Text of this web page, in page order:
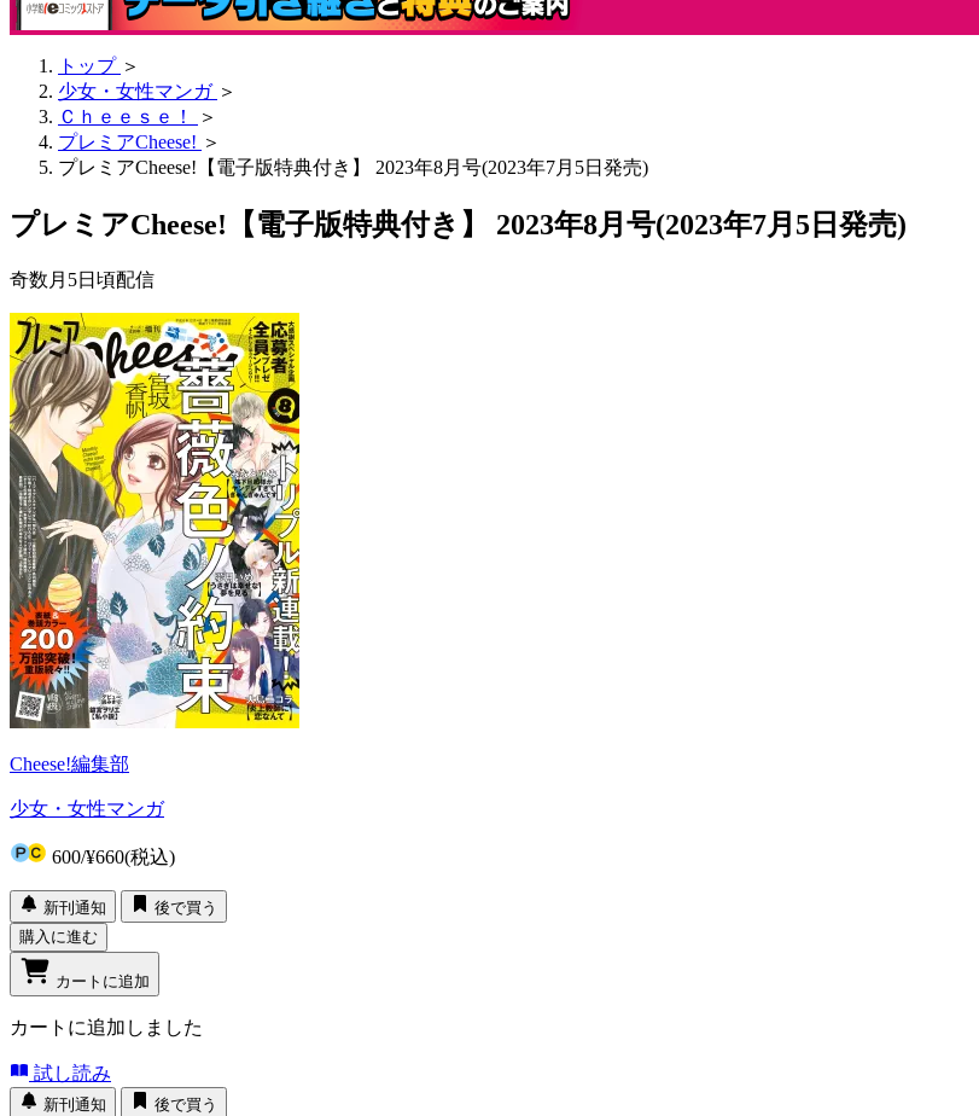
トップ ＞
少女・女性マンガ ＞
Ｃｈｅｅｓｅ！
＞
プレミアCheese! ＞
プレミアCheese!【電子版特典付き】 2023年8月号(2023年7月5日発売)
プレミアCheese!【電子版特典付き】 2023年8月号(2023年7月5日発売)
奇数月5日頃配信
Cheese!編集部
少女・女性マンガ
600/¥660(税込)
新刊通知
後で買う
購入に進む
カートに追加
カートに追加しました
試し読み
新刊通知 後で買う